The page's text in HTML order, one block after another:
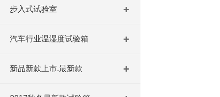
步入式试验室
汽车行业温湿度试验箱
新品新款上市.最新款